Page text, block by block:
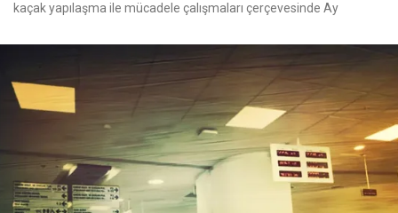
kaçak yapılaşma ile mücadele çalışmaları çerçevesinde Ay